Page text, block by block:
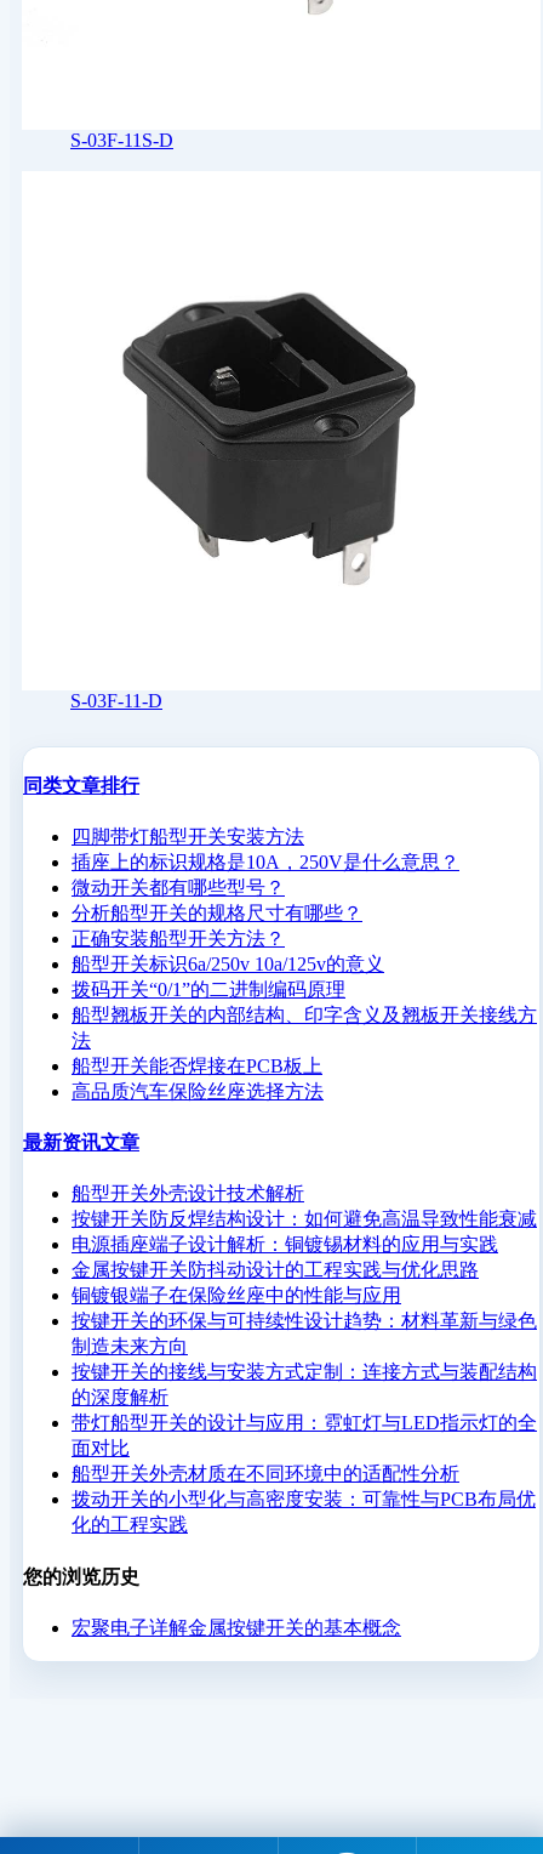
S-03F-11S-D
S-03F-11-D
同类文章排行
四脚带灯船型开关安装方法
插座上的标识规格是10A，250V是什么意思？
微动开关都有哪些型号？
分析船型开关的规格尺寸有哪些？
正确安装船型开关方法？
船型开关标识6a/250v 10a/125v的意义
拨码开关“0/1”的二进制编码原理
船型翘板开关的内部结构、印字含义及翘板开关接线方
法
船型开关能否焊接在PCB板上
高品质汽车保险丝座选择方法
最新资讯文章
船型开关外壳设计技术解析
按键开关防反焊结构设计：如何避免高温导致性能衰减
电源插座端子设计解析：铜镀锡材料的应用与实践
金属按键开关防抖动设计的工程实践与优化思路
铜镀银端子在保险丝座中的性能与应用
按键开关的环保与可持续性设计趋势：材料革新与绿色
制造未来方向
按键开关的接线与安装方式定制：连接方式与装配结构
的深度解析
带灯船型开关的设计与应用：霓虹灯与LED指示灯的全
面对比
船型开关外壳材质在不同环境中的适配性分析
拨动开关的小型化与高密度安装：可靠性与PCB布局优
化的工程实践
您的浏览历史
宏聚电子详解金属按键开关的基本概念